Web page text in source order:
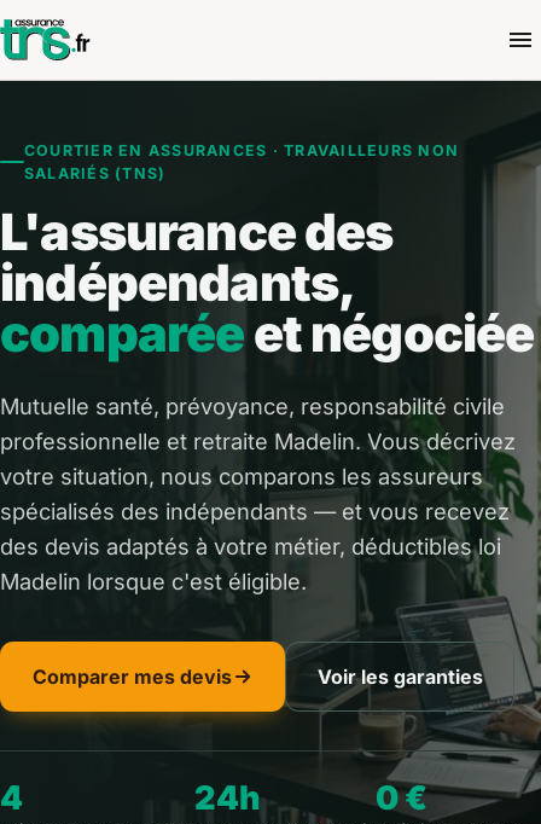
COURTIER EN ASSURANCES · TRAVAILLEURS NON
SALARIÉS (TNS)
L'assurance des
indépendants,
comparéeet négociée
Mutuelle santé, prévoyance, responsabilité civile
professionnelle et retraite Madelin. Vous décrivez
votre situation, nous comparons les assureurs
spécialisés des indépendants — et vous recevez
des devis adaptés à votre métier, déductibles loi
Madelin lorsque c'est éligible.
Comparer mes devis Voir les garanties
4 24h 0 €